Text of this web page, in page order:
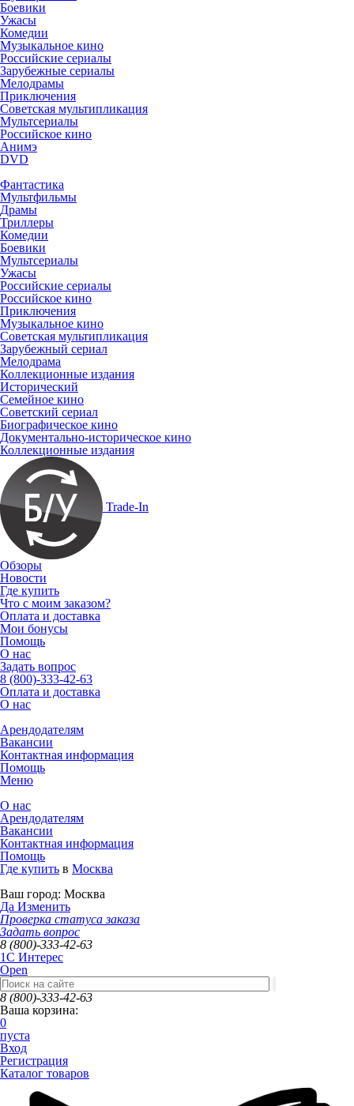
Боевики
Ужасы
Комедии
Музыкальное кино
Российские сериалы
Зарубежные сериалы
Мелодрамы
Приключения
Советская мультипликация
Мультсериалы
Российское кино
Анимэ
DVD
Фантастика
Мультфильмы
Драмы
Триллеры
Комедии
Боевики
Мультсериалы
Ужасы
Российские сериалы
Российское кино
Приключения
Музыкальное кино
Советская мультипликация
Зарубежный сериал
Мелодрама
Коллекционные издания
Исторический
Семейное кино
Советский сериал
Биографическое кино
Документально-историческое кино
Коллекционные издания
Trade-In
Обзоры
Новости
Где купить
Что с моим заказом?
Оплата и доставка
Мои бонусы
Помощь
О нас
Задать вопрос
8 (800)-333-42-63
Оплата и доставка
О нас
Арендодателям
Вакансии
Контактная информация
Помощь
Меню
О нас
Арендодателям
Вакансии
Контактная информация
Помощь
Где купить в Москва
Ваш город: Москва
Да Изменить
Проверка статуса заказа
Задать вопрос
8 (800)-333-42-63
1C Интерес
Open
8 (800)-333-42-63
Ваша корзина:
0
пуста
Вход
Регистрация
Каталог товаров